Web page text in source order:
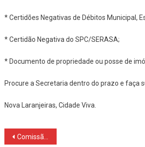
* Certidões Negativas de Débitos Municipal,
* Certidão Negativa do SPC/SERASA;
* Documento de propriedade ou posse de
Procure a Secretaria dentro do prazo e faça
Nova Laranjeiras, Cidade Viva.
Navegação
Comissão da Câmara aprova redução da maioridade penal para 16 anos